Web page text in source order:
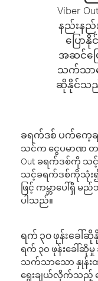
Viber
နည်းနည်း
ပြော
အဆင်ပြ
သက်သာသ
ဆိုနိုင်သည့်
ခရက်ဒစ် ပက်ကေ့ချ်
သင်က ငွေပမာဏ
Out ခရက်ဒစ်ကို
သင့်ခရက်ဒစ်ကိုသုံး၍
ဖြင့် ကမ္ဘာပေါ်ရှိ
ပါသည်။
ရက် ၃၀ ဖုန်းခေါ်
ရက် ၃၀ ဖုန်းခေါ်ဆို
သက်သာသော နှုန်းထ
ရွေးချယ်လိုက်သည့် န